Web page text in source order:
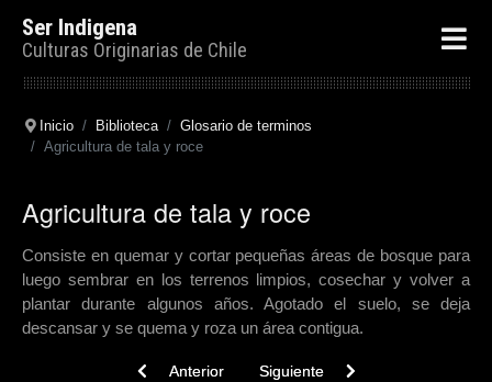
Ser Indigena
Culturas Originarias de Chile
Inicio Biblioteca
Glosario de terminos
Agricultura de tala y roce
Agricultura de tala y roce
Consiste en quemar y cortar pequeñas áreas de bosque para
luego sembrar en los terrenos limpios, cosechar y volver a
plantar durante algunos años. Agotado el suelo, se deja
descansar y se quema y roza un área contigua.
Previous article: Ahu
Anterior Next article: Admapu
Siguiente